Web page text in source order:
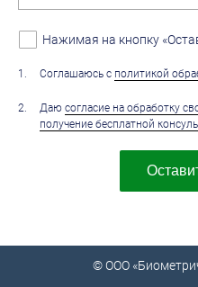
Нажимая на кнопку
1 . Соглашаюсь с политикой
2. Даюсогласие на обработку
получение бесплатной
© ООО